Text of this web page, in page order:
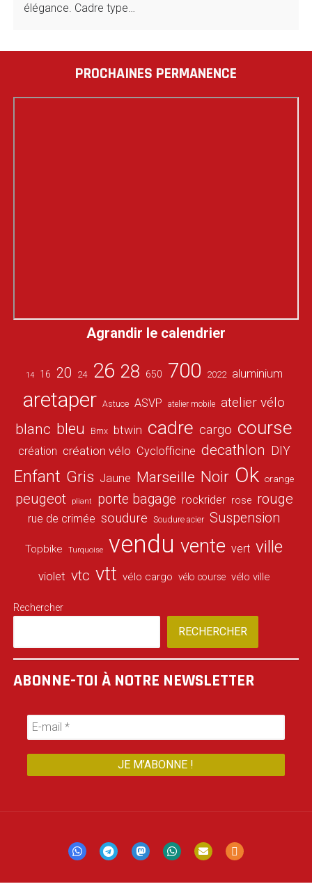
élégance. Cadre type…
PROCHAINES PERMANENCE
Agrandir le calendrier
14 16 20 24 26 28 650 700 2022 aluminium
aretaper Astuce ASVP atelier mobile atelier vélo
blanc bleu Bmx btwin cadre cargo course
création création vélo Cyclofficine decathlon DIY
Enfant Gris Jaune Marseille Noir Ok orange
peugeot pliant porte bagage rockrider rose rouge
rue de crimée soudure Soudure acier Suspension
Topbike Turquoise vendu vente vert ville
violet vtc vtt vélo cargo vélo course vélo ville
Rechercher
RECHERCHER
ABONNE-TOI À NOTRE NEWSLETTER